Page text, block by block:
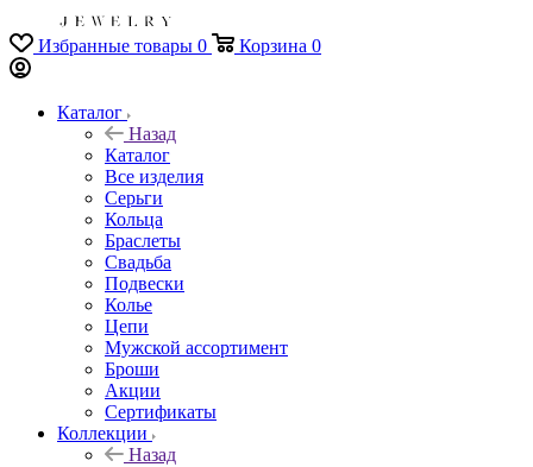
Избранные товары 0 Корзина 0
Каталог
Назад
Каталог
Все изделия
Серьги
Кольца
Браслеты
Свадьба
Подвески
Колье
Цепи
Мужской ассортимент
Броши
Акции
Сертификаты
Коллекции
Назад